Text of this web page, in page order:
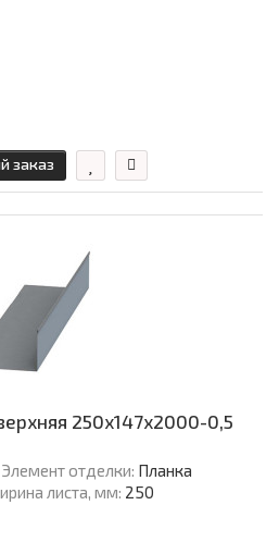
заказ
250х147х2000-0,5
Элемент отделки: Планка
листа, мм: 250